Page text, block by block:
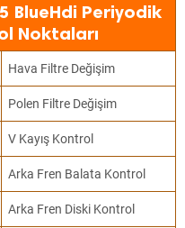
BlueHdi Periyodik
Noktaları
Hava Filtre Değişim
Polen Filtre Değişim
V Kayış Kontrol
Arka Fren Balata Kontrol
Arka Fren Diski Kontrol